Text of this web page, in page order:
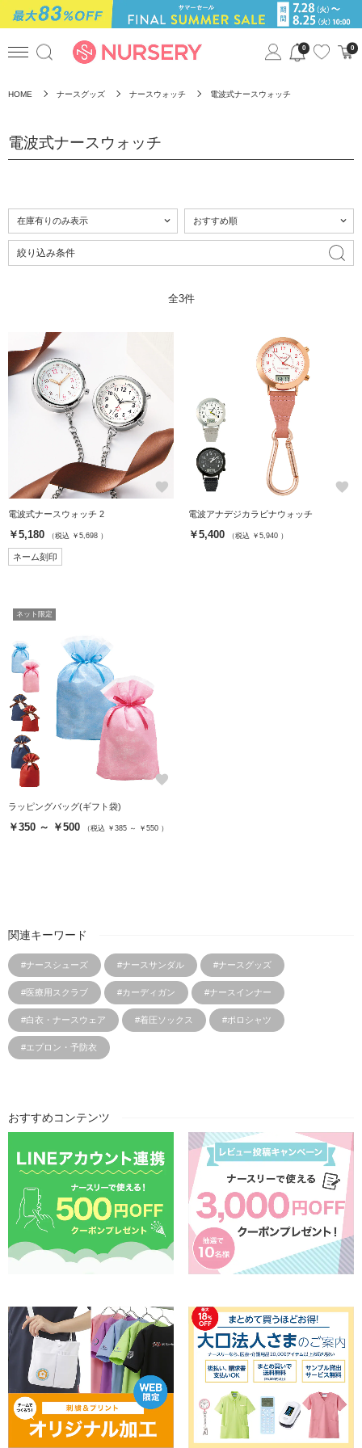
0 0
HOME ナースグッズ ナースウォッチ 電波式ナースウォッチ
電波式ナースウォッチ
絞り込み条件
全3件
favorite
電波式ナースウォッチ 2
￥5,180 （税込 ￥5,698 ）
ネーム刻印
favorite
電波アナデジカラビナウォッチ
￥5,400 （税込 ￥5,940 ）
ネット限定
favorite
ラッピングバッグ(ギフト袋)
￥350 ～ ￥500 （税込 ￥385 ～ ￥550 ）
関連キーワード
#ナースシューズ #ナースサンダル #ナースグッズ
#医療用スクラブ #カーディガン #ナースインナー
#白衣・ナースウェア #着圧ソックス #ポロシャツ
#エプロン・予防衣
おすすめコンテンツ